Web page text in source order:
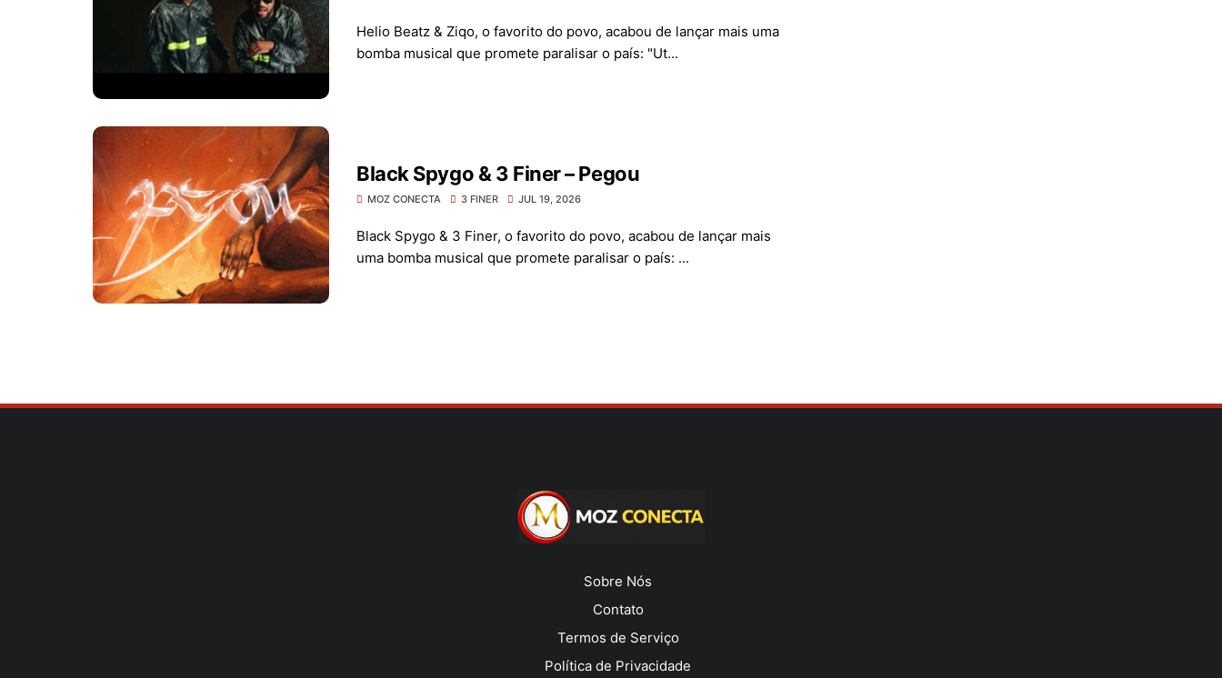
Helio Beatz & Ziqo, o favorito do povo, acabou de lançar mais uma
bomba musical que promete paralisar o país: "Ut...
Black Spygo & 3 Finer – Pegou
MOZ CONECTA 3 FINER JUL 19, 2026
Black Spygo & 3 Finer, o favorito do povo, acabou de lançar mais
uma bomba musical que promete paralisar o país: ...
Sobre Nós
Contato
Termos de Serviço
Política de Privacidade